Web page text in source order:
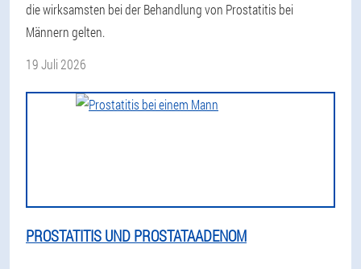
die wirksamsten bei der Behandlung von Prostatitis bei
Männern gelten.
19 Juli 2026
PROSTATITIS UND PROSTATAADENOM